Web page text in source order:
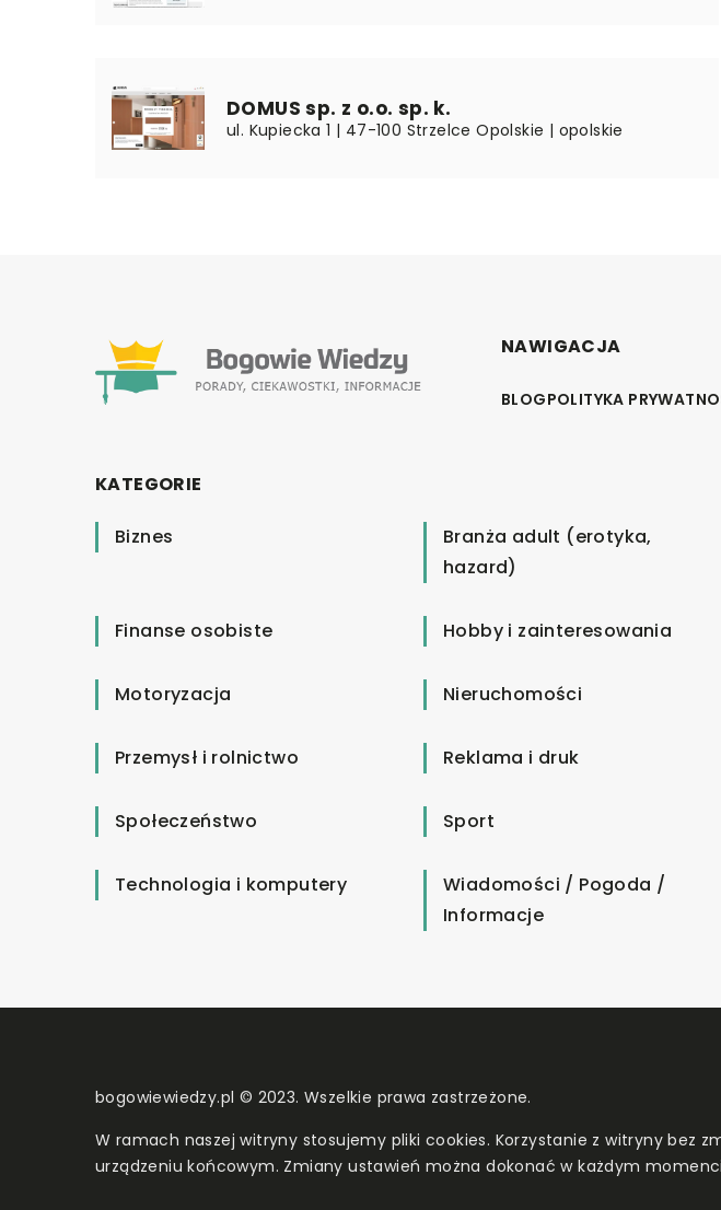
DOMUS sp. z o.o. sp. k.
ul. Kupiecka 1 | 47-100 Strzelce Opolskie | opolskie
NAWIGACJA
BLOGPOLITYKA
KATEGORIE
Biznes
Branża adult (erotyka,
hazard)
Finanse osobiste Hobby i zainteresowania
Motoryzacja Nieruchomości
Przemysł i rolnictwo Reklama i druk
Społeczeństwo Sport
Technologia i komputery
Wiadomości / Pogoda /
Informacje
bogowiewiedzy.pl © 2023. Wszelkie prawa zastrzeżone.
W ramach naszej witryny stosujemy pliki cookies. Korzystanie z witryny bez
urządzeniu końcowym. Zmiany ustawień można dokonać w każdym